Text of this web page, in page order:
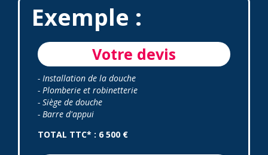
Exemple :
Votre devis
- Installation de la douche
- Plomberie et robinetterie
- Siège de douche
- Barre d'appui
TOTAL TTC* : 6 500 €